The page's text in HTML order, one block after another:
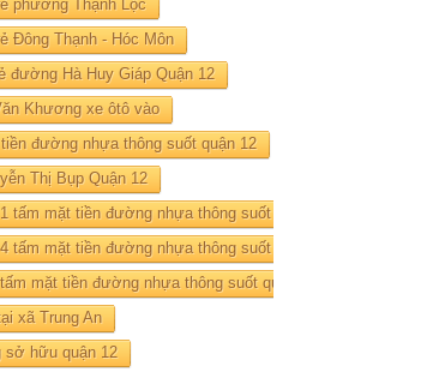
phường Thạnh Lộc
Đông Thạnh - Hóc Môn
đường Hà Huy Giáp Quận 12
Khương xe ôtô vào
đường nhựa thông suốt quận 12
Thị Bụp Quận 12
tấm mặt tiền đường nhựa thông suốt quận 12
tấm mặt tiền đường nhựa thông suốt quận 12
mặt tiền đường nhựa thông suốt quận 12
xã Trung An
sở hữu quận 12